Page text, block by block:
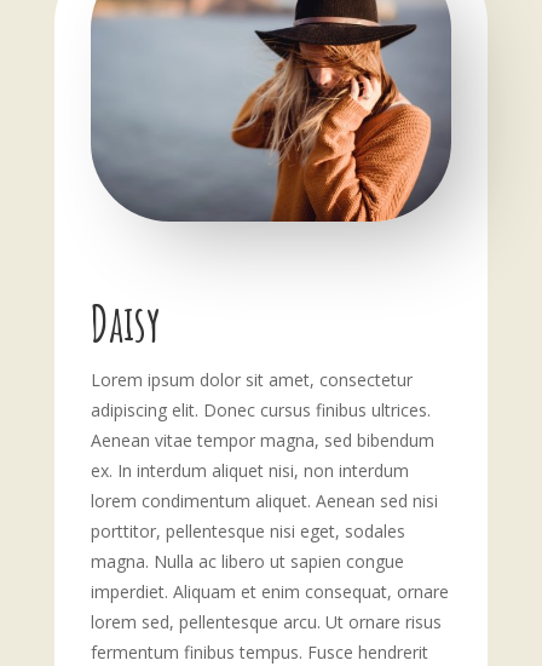
Daisy
Lorem ipsum dolor sit amet, consectetur
adipiscing elit. Donec cursus finibus ultrices.
Aenean vitae tempor magna, sed bibendum
ex. In interdum aliquet nisi, non interdum
lorem condimentum aliquet. Aenean sed nisi
porttitor, pellentesque nisi eget, sodales
magna. Nulla ac libero ut sapien congue
imperdiet. Aliquam et enim consequat, ornare
lorem sed, pellentesque arcu. Ut ornare risus
fermentum finibus tempus. Fusce hendrerit